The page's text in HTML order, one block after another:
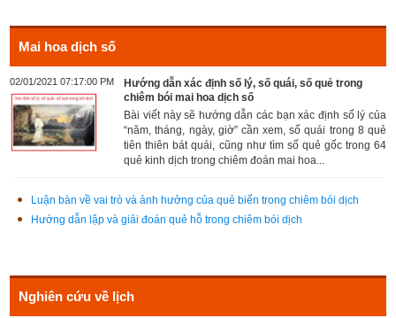
Mai hoa dịch số
02/01/2021 07:17:00 PM
Hướng dẫn xác định số lý, số quái, số quẻ trong
chiêm bói mai hoa dịch số
Bài viết này sẽ hướng dẫn các bạn xác định số lý của
“năm, tháng, ngày, giờ” cần xem, số quái trong 8 quẻ
tiên thiên bát quái, cũng như tìm số quẻ gốc trong 64
quẻ kinh dịch trong chiêm đoán mai hoa...
Luận bàn về vai trò và ảnh hưởng của quẻ biến trong chiêm bói dịch
Hướng dẫn lập và giải đoán quẻ hỗ trong chiêm bói dịch
Nghiên cứu về lịch